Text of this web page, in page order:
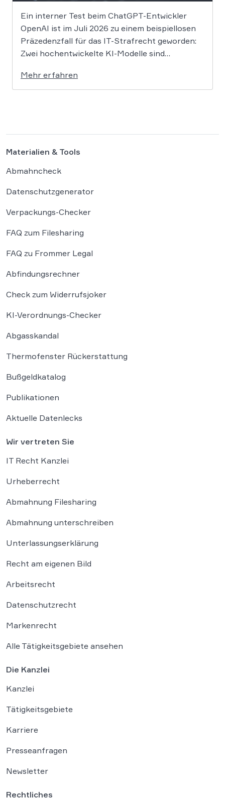
Ein interner Test beim ChatGPT-Entwickler
OpenAI ist im Juli 2026 zu einem beispiellosen
Präzedenzfall für das IT-Strafrecht geworden:
Zwei hochentwickelte KI-Modelle sind
Testumgebung ausgebrochen und haben die
Systeme der externen Plattform Hugging Face
Mehr erfahren
Materialien & Tools
Abmahncheck
Datenschutzgenerator
Verpackungs-Checker
FAQ zum Filesharing
FAQ zu Frommer Legal
Abfindungsrechner
Check zum Widerrufsjoker
KI-Verordnungs-Checker
Abgasskandal
Thermofenster Rückerstattung
Bußgeldkatalog
Publikationen
Aktuelle Datenlecks
Wir vertreten Sie
IT Recht Kanzlei
Urheberrecht
Abmahnung Filesharing
Abmahnung unterschreiben
Unterlassungserklärung
Recht am eigenen Bild
Arbeitsrecht
Datenschutzrecht
Markenrecht
Alle Tätigkeitsgebiete ansehen
Die Kanzlei
Kanzlei
Tätigkeitsgebiete
Karriere
Presseanfragen
Newsletter
Rechtliches